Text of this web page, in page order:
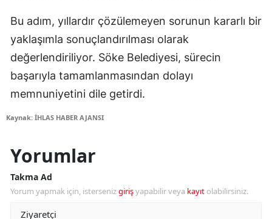
Bu adım, yıllardır çözülemeyen sorunun kararlı bir
yaklaşımla sonuçlandırılması olarak
değerlendiriliyor. Söke Belediyesi, sürecin
başarıyla tamamlanmasından dolayı
memnuniyetini dile getirdi.
Kaynak: İHLAS HABER AJANSI
Yorumlar
Takma Ad
Yorum yapmak için, istersenizgirişyapabilir veya kayıt olabilirsiniz.